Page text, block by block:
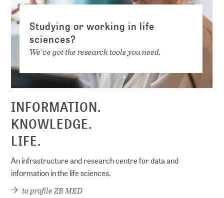
Studying or working in life
sciences?
We've got the research tools you need.
INFORMATION.
KNOWLEDGE.
LIFE.
An infrastructure and research centre for data and
information in the life sciences.
to profile ZB MED